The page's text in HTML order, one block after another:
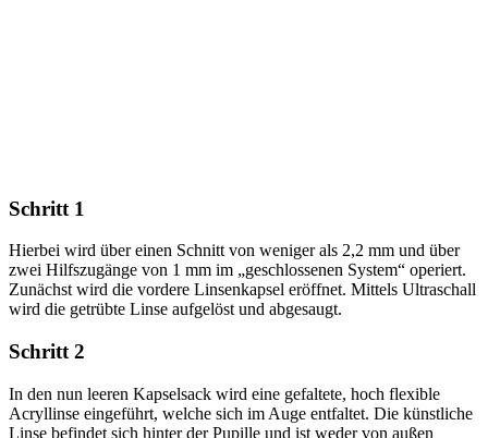
Schritt 1
Hierbei wird über einen Schnitt von weniger als 2,2 mm und über
zwei Hilfszugänge von 1 mm im „geschlossenen System“ operiert.
Zunächst wird die vordere Linsenkapsel eröffnet. Mittels Ultraschall
wird die getrübte Linse aufgelöst und abgesaugt.
Schritt 2
In den nun leeren Kapselsack wird eine gefaltete, hoch flexible
Acryllinse eingeführt, welche sich im Auge entfaltet. Die künstliche
Linse befindet sich hinter der Pupille und ist weder von außen